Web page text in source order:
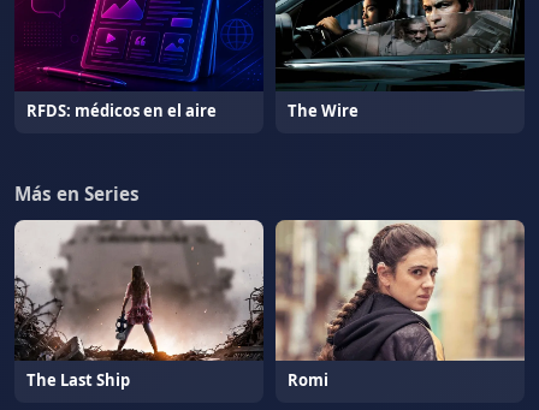
RFDS: médicos en el aire The Wire
Más en Series
The Last Ship Romi